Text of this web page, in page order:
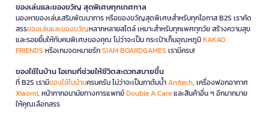
ของเล่นและของขวัญ สุดพิเศษทุกเทศกาล
มองหาของเล่นเสริมพัฒนาการ หรือของขวัญสุดพิเศษสำหรับทุกโอกาส B2S เราคัด
สรรของเล่นและของขวัญหลากหลายสไตล์ เหมาะสำหรับทุกเพศทุกวัย สร้างความสุข
และรอยยิ้มให้กับคนพิเศษของคุณ ไม่ว่าจะเป็น กระเป๋าเก็บอุณหภูมิKAKAO
FRIENDS หรือเกมจดหมายรักSIAM BOARDGAMES เรามีครบ!
ของใช้ในบ้าน ไอเทมที่ช่วยให้ชีวิตสะดวกสบายขึ้น
ที่ B2S เรามีของใช้ในบ้านครบครัน ไม่ว่าจะเป็นกาต้มน้ำAnitech, เครื่องฟอกอากาศ
Xiaomi, หน้ากากอนามัยทางการแพทย์Double A Careและสินค้าอื่น ๆ อีกมากมาย
ให้คุณเลือกสรร